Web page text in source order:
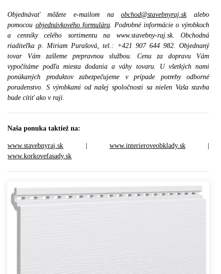
Objednávať môžete e-mailom naobchod@stavebnyraj.skalebo
pomocou objednávkového formulára. Podrobné informácie o výrobkoch
a cenníky celého sortimentu na www.stavebny-raj.sk. Obchodná
riaditeľka p. Miriam Purašová, tel.: +421 907 644 982. Objednaný
tovar Vám zašleme prepravnou službou. Cenu za dopravu Vám
vypočítáme podľa miesta dodania a váhy tovaru. U všetkých nami
ponúkaných produktov zabezpečujeme v prípade potreby odborné
poradenstvo. S výrobkami od našej spoločnosti sa nielen Vaša stavba
bude cítiť ako v raji.
Naša ponuka taktiež na:
www.stavebnyraj.sk www.interieroveobklady.sk|
www.korkovefasady.sk